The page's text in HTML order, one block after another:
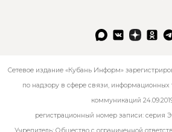
Сетевое издание «Кубань Информ»
по надзору в сфере связи, информационных
коммуникаций
регистрационный номер записи: серия
Учредитель: Общество с ограниченной